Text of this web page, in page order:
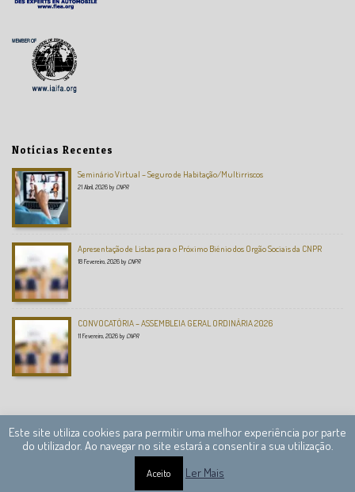
Notícias Recentes
Seminário Virtual – Seguro de Habitação/Multirriscos
21 Abril, 2026 by CNPR
Apresentação de Listas para o Próximo Biénio dos Orgão Sociais da CNPR
18 Fevereiro, 2026 by CNPR
CONVOCATÓRIA – ASSEMBLEIA GERAL ORDINÁRIA 2026
11 Fevereiro, 2026 by CNPR
Câmara Nacional de Peritos Reguladores © 2013 – 2020 Todos os direitos reservados.
Este site utiliza cookies para permitir uma melhor experiência por parte
do utilizador. Ao navegar no site estará a consentir a sua utilização.
Aceito Ler Mais